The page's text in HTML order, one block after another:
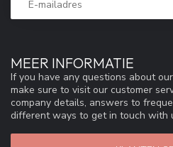
MEER INFORMATIE
If you have any questions about
make sure to visit our customer
company details, answers to
different ways to get in touch with